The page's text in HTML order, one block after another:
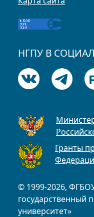
© 1999-2026,
государственный
университет»
НГПУ В
Гранты